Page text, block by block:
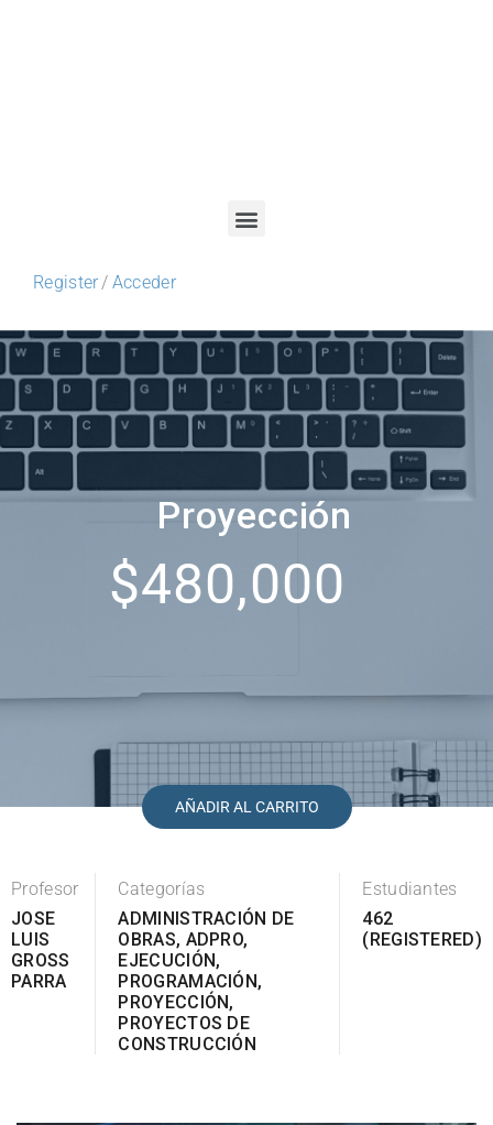
Register/ Acceder
Proyección
$480,000
AÑADIR AL CARRITO
Profesor
JOSE
LUIS
GROSS
PARRA
Categorías
ADMINISTRACIÓN DE
OBRAS, ADPRO,
EJECUCIÓN,
PROGRAMACIÓN,
PROYECCIÓN,
PROYECTOS DE
CONSTRUCCIÓN
Estudiantes
462
(REGISTERED)